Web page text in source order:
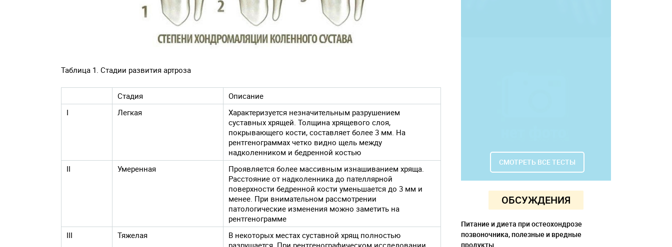
Таблица 1. Стадии развития артроза
Стадия
Описание
I
Легкая
Характеризуется незначительным разрушением
суставных хрящей. Толщина хрящевого слоя,
покрывающего кости, составляет более 3 мм. На
рентгенограммах четко видно щель между
надколенником и бедренной костью
II
Умеренная
Проявляется более массивным изнашиванием хряща.
Расстояние от надколенника до пателлярной
поверхности бедренной кости уменьшается до 3 мм и
менее. При внимательном рассмотрении
патологические изменения можно заметить на
рентгенограмме
III
Тяжелая
В некоторых местах суставной хрящ полностью
СМОТРЕТЬ ВСЕ ТЕСТЫ
ОБСУЖДЕНИЯ
Питание и диета при остеохондрозе
позвоночника, полезные и вредные
продукты